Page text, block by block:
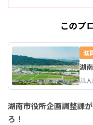
このプ
滋
湖
湖南市役所企画調整課
ろ！